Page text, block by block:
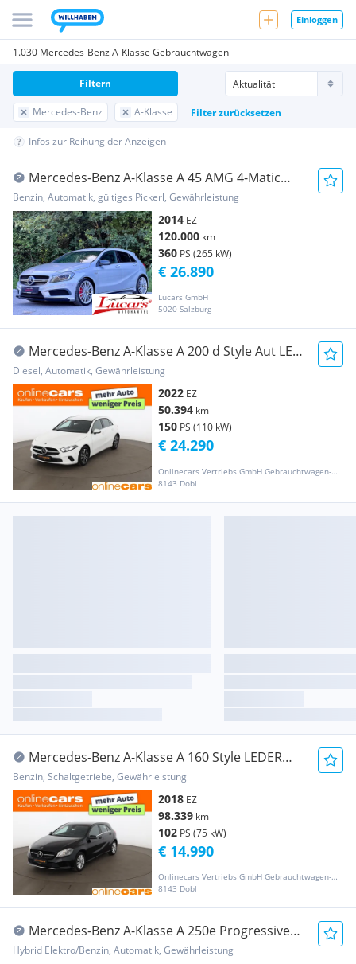
Einloggen
1.030 Mercedes-Benz A-Klasse Gebrauchtwagen
Mercedes-Benz A-Klasse Filter zurücksetzen
Filtern
Infos zur Reihung der Anzeigen
Mercedes-Benz A-Klasse A 45 AMG 4-Matic
Aut.NIGHT-PAKET*HARMAN-KARDON*...
Benzin, Automatik, gültiges Pickerl, Gewährleistung
2014 EZ
120.000 km
360 PS (265 kW)
Lucars GmbH
5020 Salzburg
€ 26.890
Mercedes-Benz A-Klasse A 200 d Style Aut LED
RADAR LEDER NAVI R-CAM
Diesel, Automatik, Gewährleistung
2022 EZ
50.394 km
150 PS (110 kW)
Onlinecars Vertriebs GmbH Gebrauchtwagen-Outlet  Werkstätte  Spenglerei  Lackiererei
8143 Dobl
€ 24.290
Mercedes-Benz A-Klasse A 160 Style LEDER
NAVI SPORTSITZE SITZHZG TEMP
Benzin, Schaltgetriebe, Gewährleistung
2018 EZ
98.339 km
102 PS (75 kW)
Onlinecars Vertriebs GmbH Gebrauchtwagen-Outlet  Werkstätte  Spenglerei  Lackiererei
8143 Dobl
€ 14.990
Mercedes-Benz A-Klasse A 250e Progressive
Aut LED AHK LEDER NAVI R-CAM
Hybrid Elektro/Benzin, Automatik, Gewährleistung